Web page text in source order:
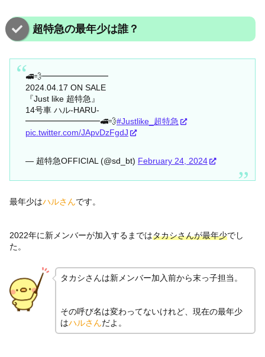
超特急の最年少は誰？
🚅💨━━━━━━━━
2024.04.17 ON SALE
『Just like 超特急』
14号車 ハル-HARU-
━━━━━━━━━🚅💨#Justlike_超特急
pic.twitter.com/JApvDzFgdJ
— 超特急OFFICIAL (@sd_bt) February 24, 2024
最年少はハルさんです。
2022年に新メンバーが加入するまではタカシさんが最年少でし
た。
タカシさんは新メンバー加入前から末っ子担当。
その呼び名は変わってないけれど、現在の最年少
はハルさんだよ。